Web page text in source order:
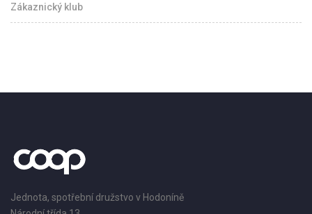
Zákaznický klub
Jednota, spotřební družstvo v Hodoníně